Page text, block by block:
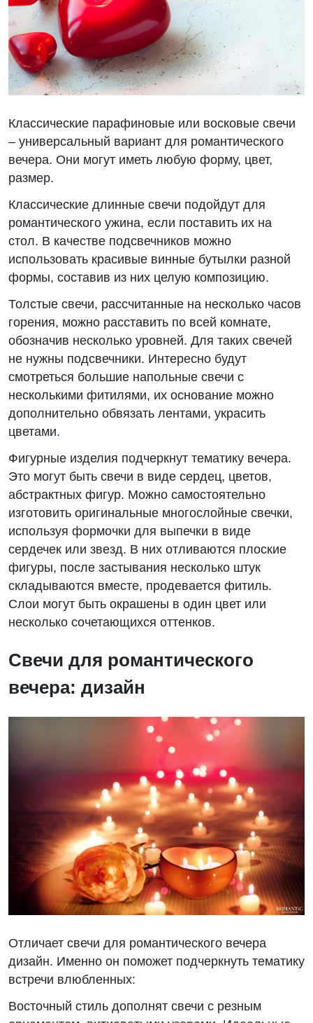
Классические парафиновые или восковые свечи
– универсальный вариант для романтического
вечера. Они могут иметь любую форму, цвет,
размер.
Классические длинные свечи подойдут для
романтического ужина, если поставить их на
стол. В качестве подсвечников можно
использовать красивые винные бутылки разной
формы, составив из них целую композицию.
Толстые свечи, рассчитанные на несколько часов
горения, можно расставить по всей комнате,
обозначив несколько уровней. Для таких свечей
не нужны подсвечники. Интересно будут
смотреться большие напольные свечи с
несколькими фитилями, их основание можно
дополнительно обвязать лентами, украсить
цветами.
Фигурные изделия подчеркнут тематику вечера.
Это могут быть свечи в виде сердец, цветов,
абстрактных фигур. Можно самостоятельно
изготовить оригинальные многослойные свечки,
используя формочки для выпечки в виде
сердечек или звезд. В них отливаются плоские
фигуры, после застывания несколько штук
складываются вместе, продевается фитиль.
Слои могут быть окрашены в один цвет или
несколько сочетающихся оттенков.
Свечи для романтического
вечера: дизайн
Отличает свечи для романтического вечера
дизайн. Именно он поможет подчеркнуть тематику
встречи влюбленных:
Восточный стиль дополнят свечи с резным